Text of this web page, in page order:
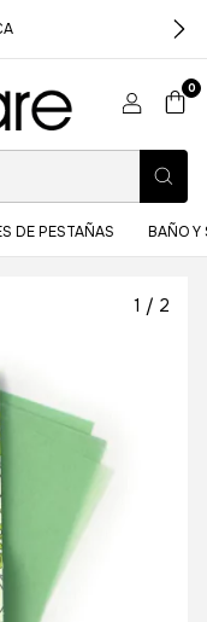
0
DE PESTAÑAS BAÑO Y
1 / 2